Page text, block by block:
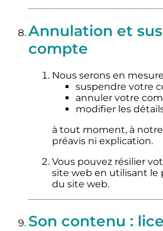
Annulation et
compte
Nous serons en
suspendre votre
annuler votre
modifier les
à tout moment, à
préavis ni explication.
Vous pouvez résilier
site web en utilisant le
du site web.
Son contenu :